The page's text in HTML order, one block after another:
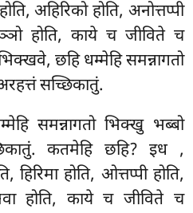
अहिरिको होति, अनोत्तप्पी
होति, काये च जीविते च
छहि धम्मेहि समन्नागतो
सच्छिकातुं.
समन्नागतो भिक्खु भब्बो
कतमेहि छहि? इध ,
होति, ओत्तप्पी होति,
होति, काये च जीविते च